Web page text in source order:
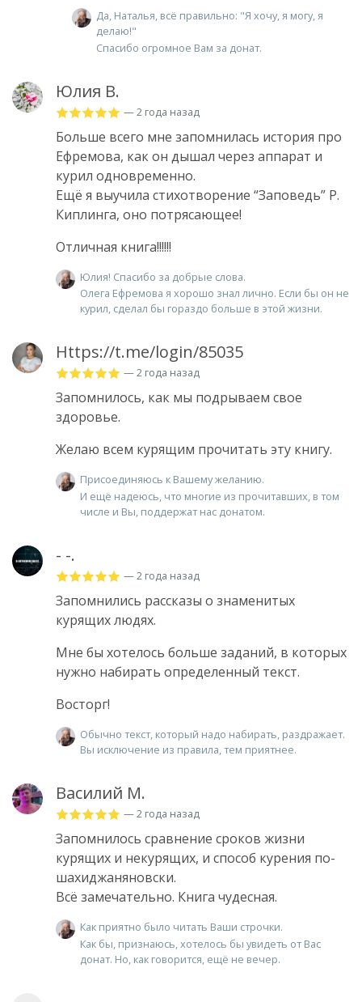
Да, Наталья, всё правильно: "Я хочу, я могу, я
делаю!"
Спасибо огромное Вам за донат.
Юлия В.
— 2 года назад
Больше всего мне запомнилась история про
Ефремова, как он дышал через аппарат и
курил одновременно.
Ещё я выучила стихотворение “Заповедь” Р.
Киплинга, оно потрясающее!
Отличная книга!!!!!!
Юлия! Спасибо за добрые слова.
Олега Ефремова я хорошо знал лично. Если бы он не
курил, сделал бы гораздо больше в этой жизни.
Https://t.me/login/85035
— 2 года назад
Запомнилось, как мы подрываем свое
здоровье.
Желаю всем курящим прочитать эту книгу.
Присоединяюсь к Вашему желанию.
И ещё надеюсь, что многие из прочитавших, в том
числе и Вы, поддержат нас донатом.
- -.
— 2 года назад
Запомнились рассказы о знаменитых
курящих людях.
Мне бы хотелось больше заданий, в которых
нужно набирать определенный текст.
Восторг!
Обычно текст, который надо набирать, раздражает.
Вы исключение из правила, тем приятнее.
Василий М.
— 2 года назад
Запомнилось сравнение сроков жизни
курящих и некурящих, и способ курения по-
шахиджаняновски.
Всё замечательно. Книга чудесная.
Как приятно было читать Ваши строчки.
Как бы, признаюсь, хотелось бы увидеть от Вас
донат. Но, как говорится, ещё не вечер.